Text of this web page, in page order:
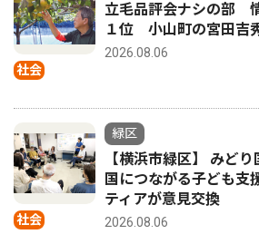
社会
立毛品評会ナシの部
１位 小山町の宮田吉
2026.08.06
社会
緑区
【横浜市緑区】 みど
国につながる子ども支
ティアが意見交換
2026.08.06